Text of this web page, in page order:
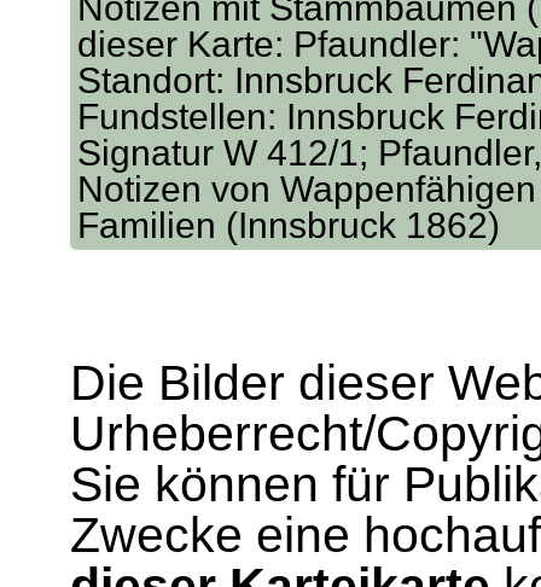
dieser Karte: Pfaundler:
Standort: Innsbruck
Fundstellen: Innsbruck
Signatur W 412/1;
Notizen von
Familien (Innsbruck 1862)
Die Bilder dieser
Urheberrecht/
Sie können für
Zwecke eine